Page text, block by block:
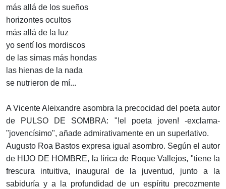
más allá de los sueños
horizontes ocultos
más allá de la luz
yo sentí los mordiscos
de las simas más hondas
las hienas de la nada
se nutrieron de mí...
A Vicente Aleixandre asombra la precocidad del poeta autor
de PULSO DE SOMBRA: "!el poeta joven! -exclama-
"jovencísimo", añade admirativamente en un superlativo.
Augusto Roa Bastos expresa igual asombro. Según el autor
de HIJO DE HOMBRE, la lírica de Roque Vallejos, "tiene la
frescura intuitiva, inaugural de la juventud, junto a la
sabiduría y a la profundidad de un espíritu precozmente